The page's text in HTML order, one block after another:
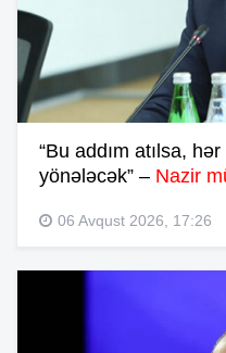
“Bu addım atılsa,
yönələcək” – Nazir
06 Avqust 2026, 17:26